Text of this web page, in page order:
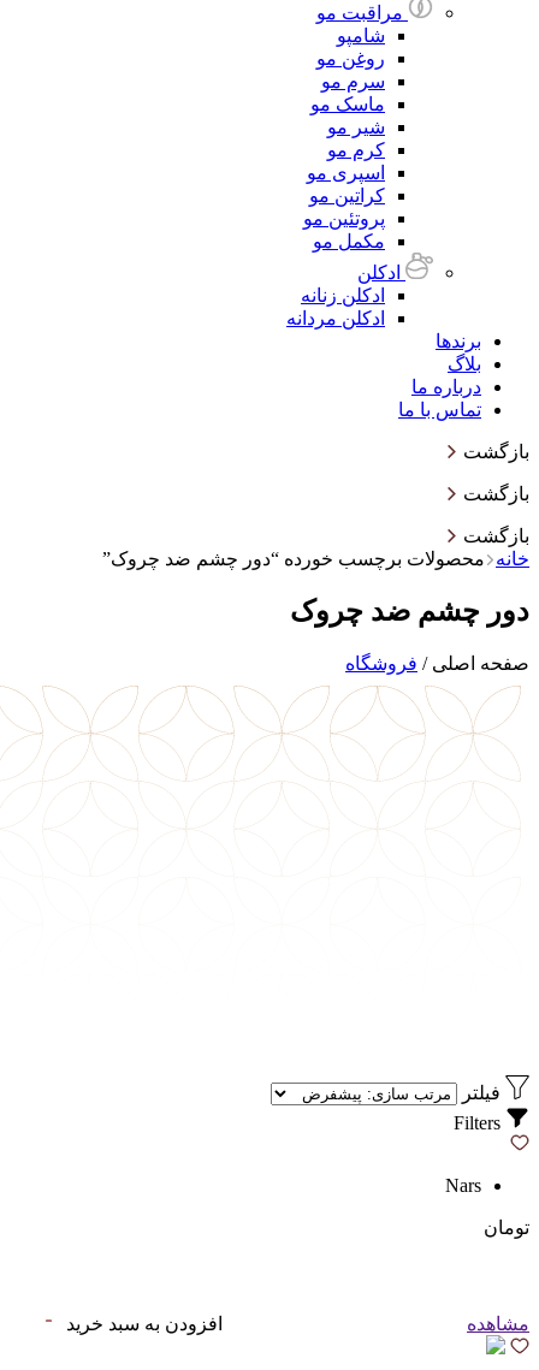
مراقبت مو
شامپو
روغن مو
سرم مو
ماسک مو
شیر مو
کرم مو
اسپری مو
کراتین مو
پروتئین مو
مکمل مو
ادکلن
ادکلن زنانه
ادکلن مردانه
برندها
بلاگ
درباره ما
تماس با ما
بازگشت
بازگشت
بازگشت
خانه
محصولات برچسب خورده “دور چشم ضد چروک”
دور چشم ضد چروک
صفحه اصلی / فروشگاه
فیلتر
Nars
تومان
مشاهده افزودن به سبد خرید